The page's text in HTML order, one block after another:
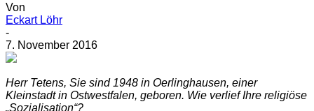
Von
Eckart Löhr
-
7. November 2016
Herr Tetens, Sie sind 1948 in Oerlinghausen, einer
Kleinstadt in Ostwestfalen, geboren. Wie verlief Ihre religiöse
„Sozialisation“?